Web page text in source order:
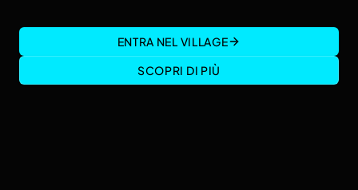
ENTRA NEL VILLAGE
SCOPRI DI PIÙ